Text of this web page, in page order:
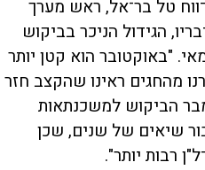
טל בר־אל, ראש מערך
הגידול הניכר בביקוש
"באוקטובר הוא קטן יותר
מהחגים ראינו שהקצב חזר
הביקוש למשכנתאות
שיאים של שנים, שכן
רבות יותר".